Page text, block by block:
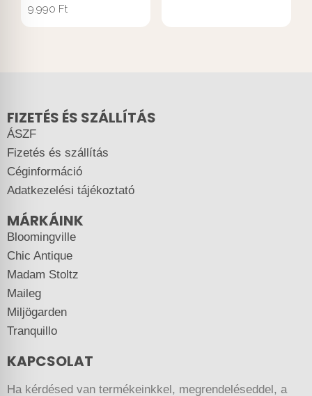
9.990 Ft
FIZETÉS ÉS SZÁLLÍTÁS
ÁSZF
Fizetés és szállítás
Céginformáció
Adatkezelési tájékoztató
MÁRKÁINK
Bloomingville
Chic Antique
Madam Stoltz
Maileg
Miljögarden
Tranquillo
KAPCSOLAT
Ha kérdésed van termékeinkkel, megrendeléseddel, a